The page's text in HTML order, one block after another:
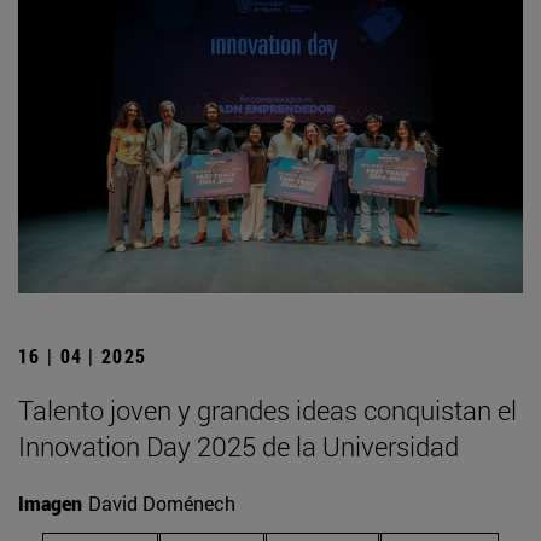
16 | 04 | 2025
Talento joven y grandes ideas conquistan el
Innovation Day 2025 de la Universidad
Imagen David Doménech